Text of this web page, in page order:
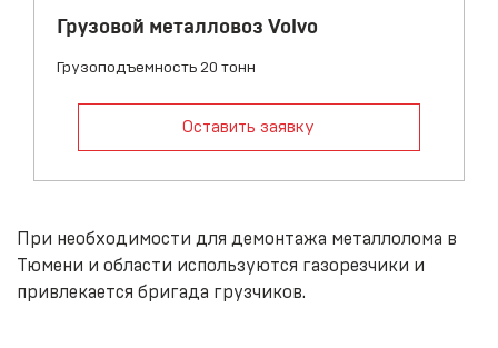
Грузовой металловоз Volvo
Грузоподъемность 20 тонн
Оставить заявку
При необходимости для демонтажа металлолома в
Тюмени и области используются газорезчики и
привлекается бригада грузчиков.